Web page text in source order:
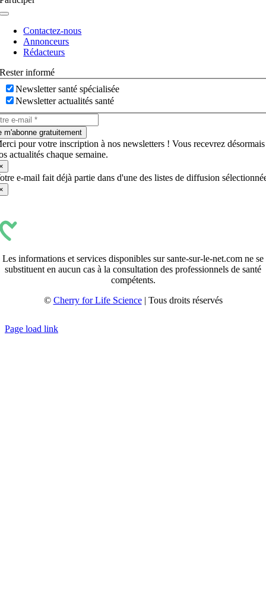
Navigation
basculeContactez-nous
Annonceurs
Rédacteurs
Rester informé
Newsletter santé spécialisée
Newsletter actualités santé
m'abonne gratuitement
pour votre inscription à nos newsletters ! Vous recevrez désormais
actualités chaque semaine.
e-mail fait déjà partie dans d'une des listes de diffusion
Les informations et services disponibles sur sante-sur-le-net.com ne se
substituent en aucun cas à la consultation des professionnels de santé
compétents.
© Cherry for Life Science| Tous droits réservés
Page load link